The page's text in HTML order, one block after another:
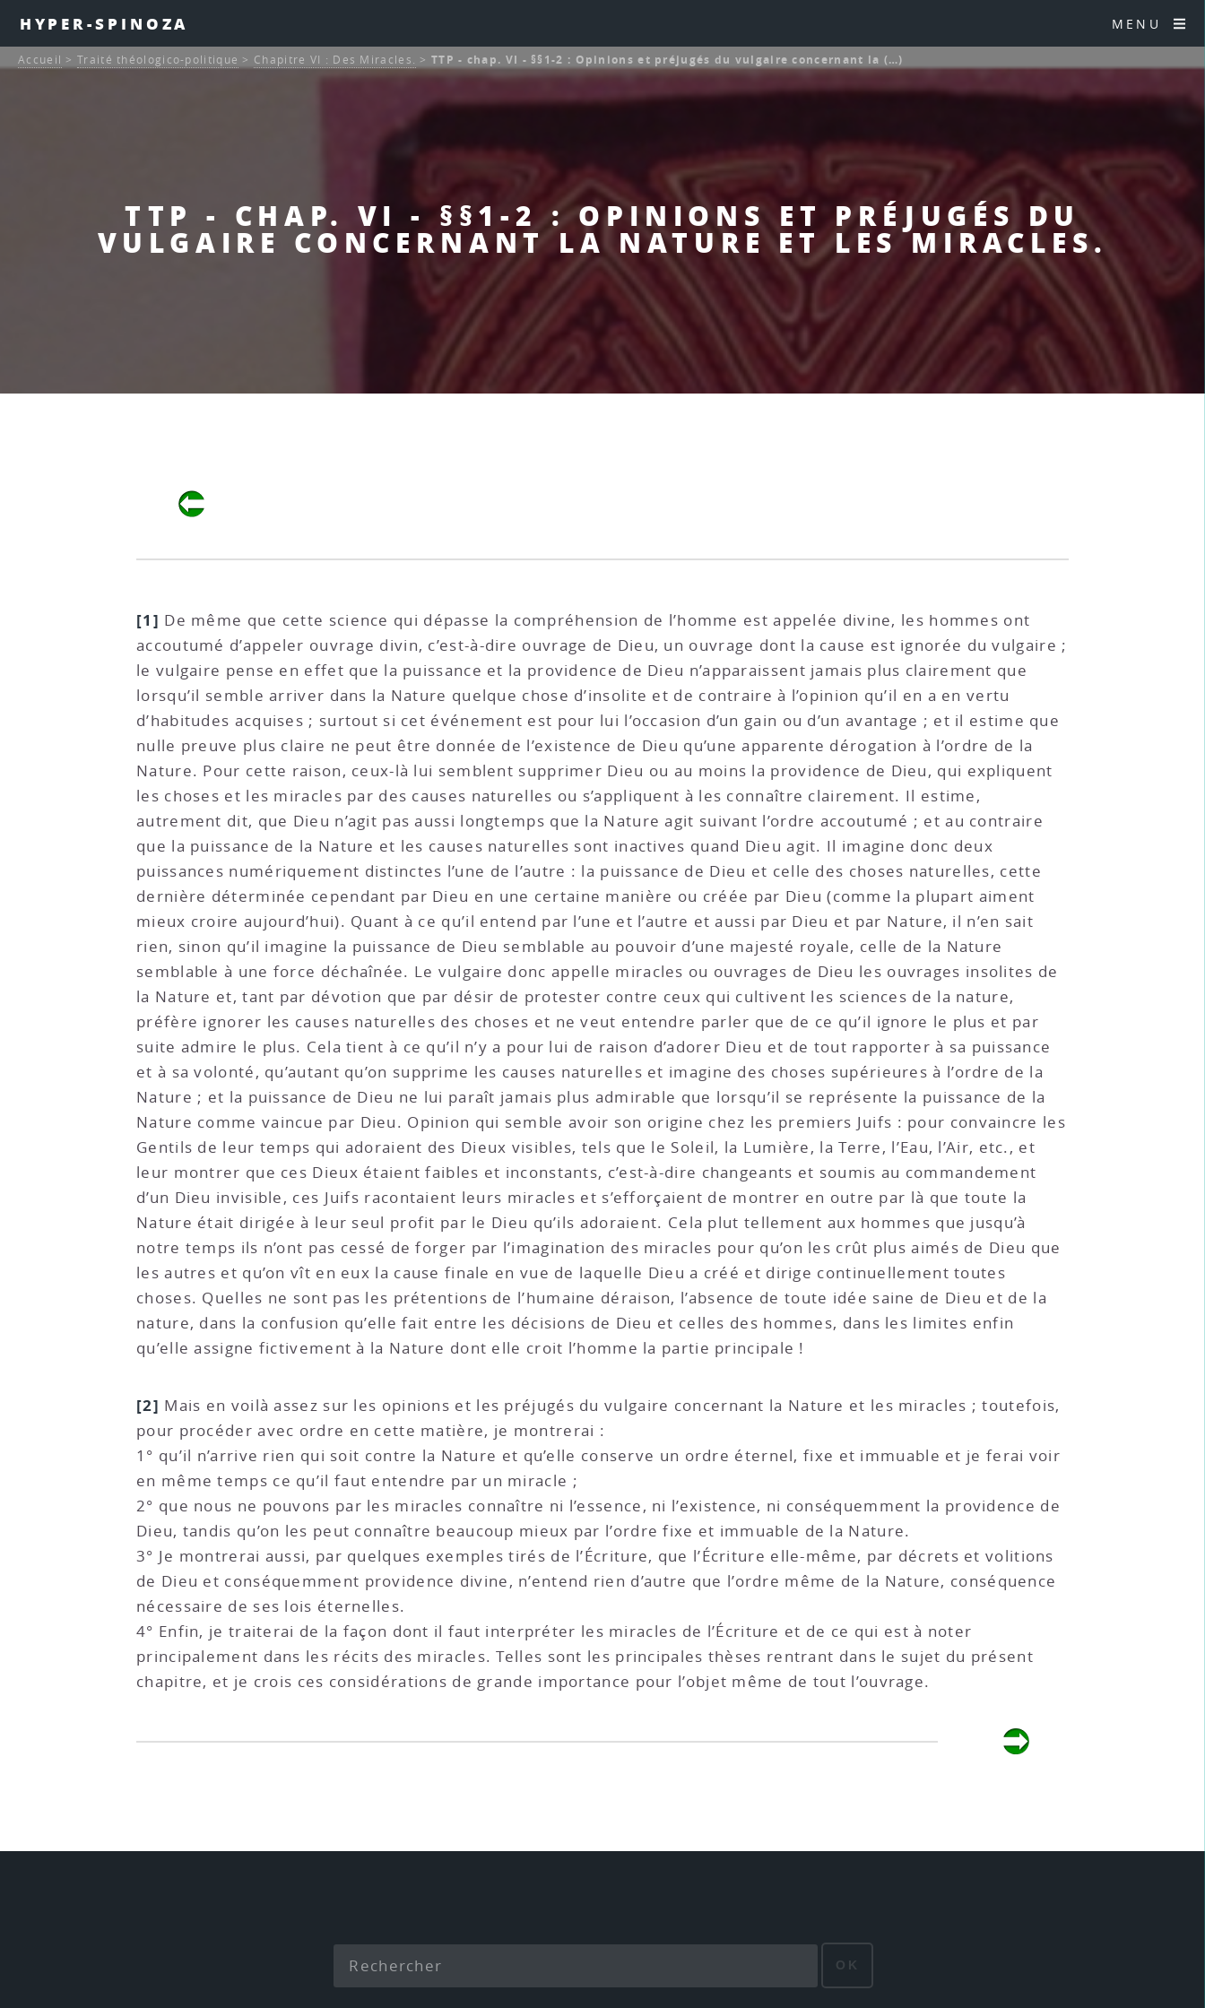
HYPER-SPINOZA MENU
TTP - CHAP. VI - §§1-2 : OPINIONS ET PRÉJUGÉS DU
VULGAIRE CONCERNANT LA NATURE ET LES MIRACLES.
Accueil >Traité théologico-politique > Chapitre VI : Des Miracles. >TTP - chap. VI - §§1-2 : Opinions et préjugés du vulgaire concernant la (…)
[1] De même que cette science qui dépasse la compréhension de l’homme est appelée divine, les hommes ont
accoutumé d’appeler ouvrage divin, c’est-à-dire ouvrage de Dieu, un ouvrage dont la cause est ignorée du vulgaire ;
le vulgaire pense en effet que la puissance et la providence de Dieu n’apparaissent jamais plus clairement que
lorsqu’il semble arriver dans la Nature quelque chose d’insolite et de contraire à l’opinion qu’il en a en vertu
d’habitudes acquises ; surtout si cet événement est pour lui l’occasion d’un gain ou d’un avantage ; et il estime que
nulle preuve plus claire ne peut être donnée de l’existence de Dieu qu’une apparente dérogation à l’ordre de la
Nature. Pour cette raison, ceux-là lui semblent supprimer Dieu ou au moins la providence de Dieu, qui expliquent
les choses et les miracles par des causes naturelles ou s’appliquent à les connaître clairement. Il estime,
autrement dit, que Dieu n’agit pas aussi longtemps que la Nature agit suivant l’ordre accoutumé ; et au contraire
que la puissance de la Nature et les causes naturelles sont inactives quand Dieu agit. Il imagine donc deux
puissances numériquement distinctes l’une de l’autre : la puissance de Dieu et celle des choses naturelles, cette
dernière déterminée cependant par Dieu en une certaine manière ou créée par Dieu (comme la plupart aiment
mieux croire aujourd’hui). Quant à ce qu’il entend par l’une et l’autre et aussi par Dieu et par Nature, il n’en sait
rien, sinon qu’il imagine la puissance de Dieu semblable au pouvoir d’une majesté royale, celle de la Nature
semblable à une force déchaînée. Le vulgaire donc appelle miracles ou ouvrages de Dieu les ouvrages insolites de
la Nature et, tant par dévotion que par désir de protester contre ceux qui cultivent les sciences de la nature,
préfère ignorer les causes naturelles des choses et ne veut entendre parler que de ce qu’il ignore le plus et par
suite admire le plus. Cela tient à ce qu’il n’y a pour lui de raison d’adorer Dieu et de tout rapporter à sa puissance
et à sa volonté, qu’autant qu’on supprime les causes naturelles et imagine des choses supérieures à l’ordre de la
Nature ; et la puissance de Dieu ne lui paraît jamais plus admirable que lorsqu’il se représente la puissance de la
Nature comme vaincue par Dieu. Opinion qui semble avoir son origine chez les premiers Juifs : pour convaincre les
Gentils de leur temps qui adoraient des Dieux visibles, tels que le Soleil, la Lumière, la Terre, l’Eau, l’Air, etc., et
leur montrer que ces Dieux étaient faibles et inconstants, c’est-à-dire changeants et soumis au commandement
d’un Dieu invisible, ces Juifs racontaient leurs miracles et s’efforçaient de montrer en outre par là que toute la
Nature était dirigée à leur seul profit par le Dieu qu’ils adoraient. Cela plut tellement aux hommes que jusqu’à
notre temps ils n’ont pas cessé de forger par l’imagination des miracles pour qu’on les crût plus aimés de Dieu que
les autres et qu’on vît en eux la cause finale en vue de laquelle Dieu a créé et dirige continuellement toutes
choses. Quelles ne sont pas les prétentions de l’humaine déraison, l’absence de toute idée saine de Dieu et de la
nature, dans la confusion qu’elle fait entre les décisions de Dieu et celles des hommes, dans les limites enfin
qu’elle assigne fictivement à la Nature dont elle croit l’homme la partie principale !
[2] Mais en voilà assez sur les opinions et les préjugés du vulgaire concernant la Nature et les miracles ; toutefois,
pour procéder avec ordre en cette matière, je montrerai :
1° qu’il n’arrive rien qui soit contre la Nature et qu’elle conserve un ordre éternel, fixe et immuable et je ferai voir
en même temps ce qu’il faut entendre par un miracle ;
2° que nous ne pouvons par les miracles connaître ni l’essence, ni l’existence, ni conséquemment la providence de
Dieu, tandis qu’on les peut connaître beaucoup mieux par l’ordre fixe et immuable de la Nature.
3° Je montrerai aussi, par quelques exemples tirés de l’Écriture, que l’Écriture elle-même, par décrets et volitions
de Dieu et conséquemment providence divine, n’entend rien d’autre que l’ordre même de la Nature, conséquence
nécessaire de ses lois éternelles.
4° Enfin, je traiterai de la façon dont il faut interpréter les miracles de l’Écriture et de ce qui est à noter
principalement dans les récits des miracles. Telles sont les principales thèses rentrant dans le sujet du présent
chapitre, et je crois ces considérations de grande importance pour l’objet même de tout l’ouvrage.
OK